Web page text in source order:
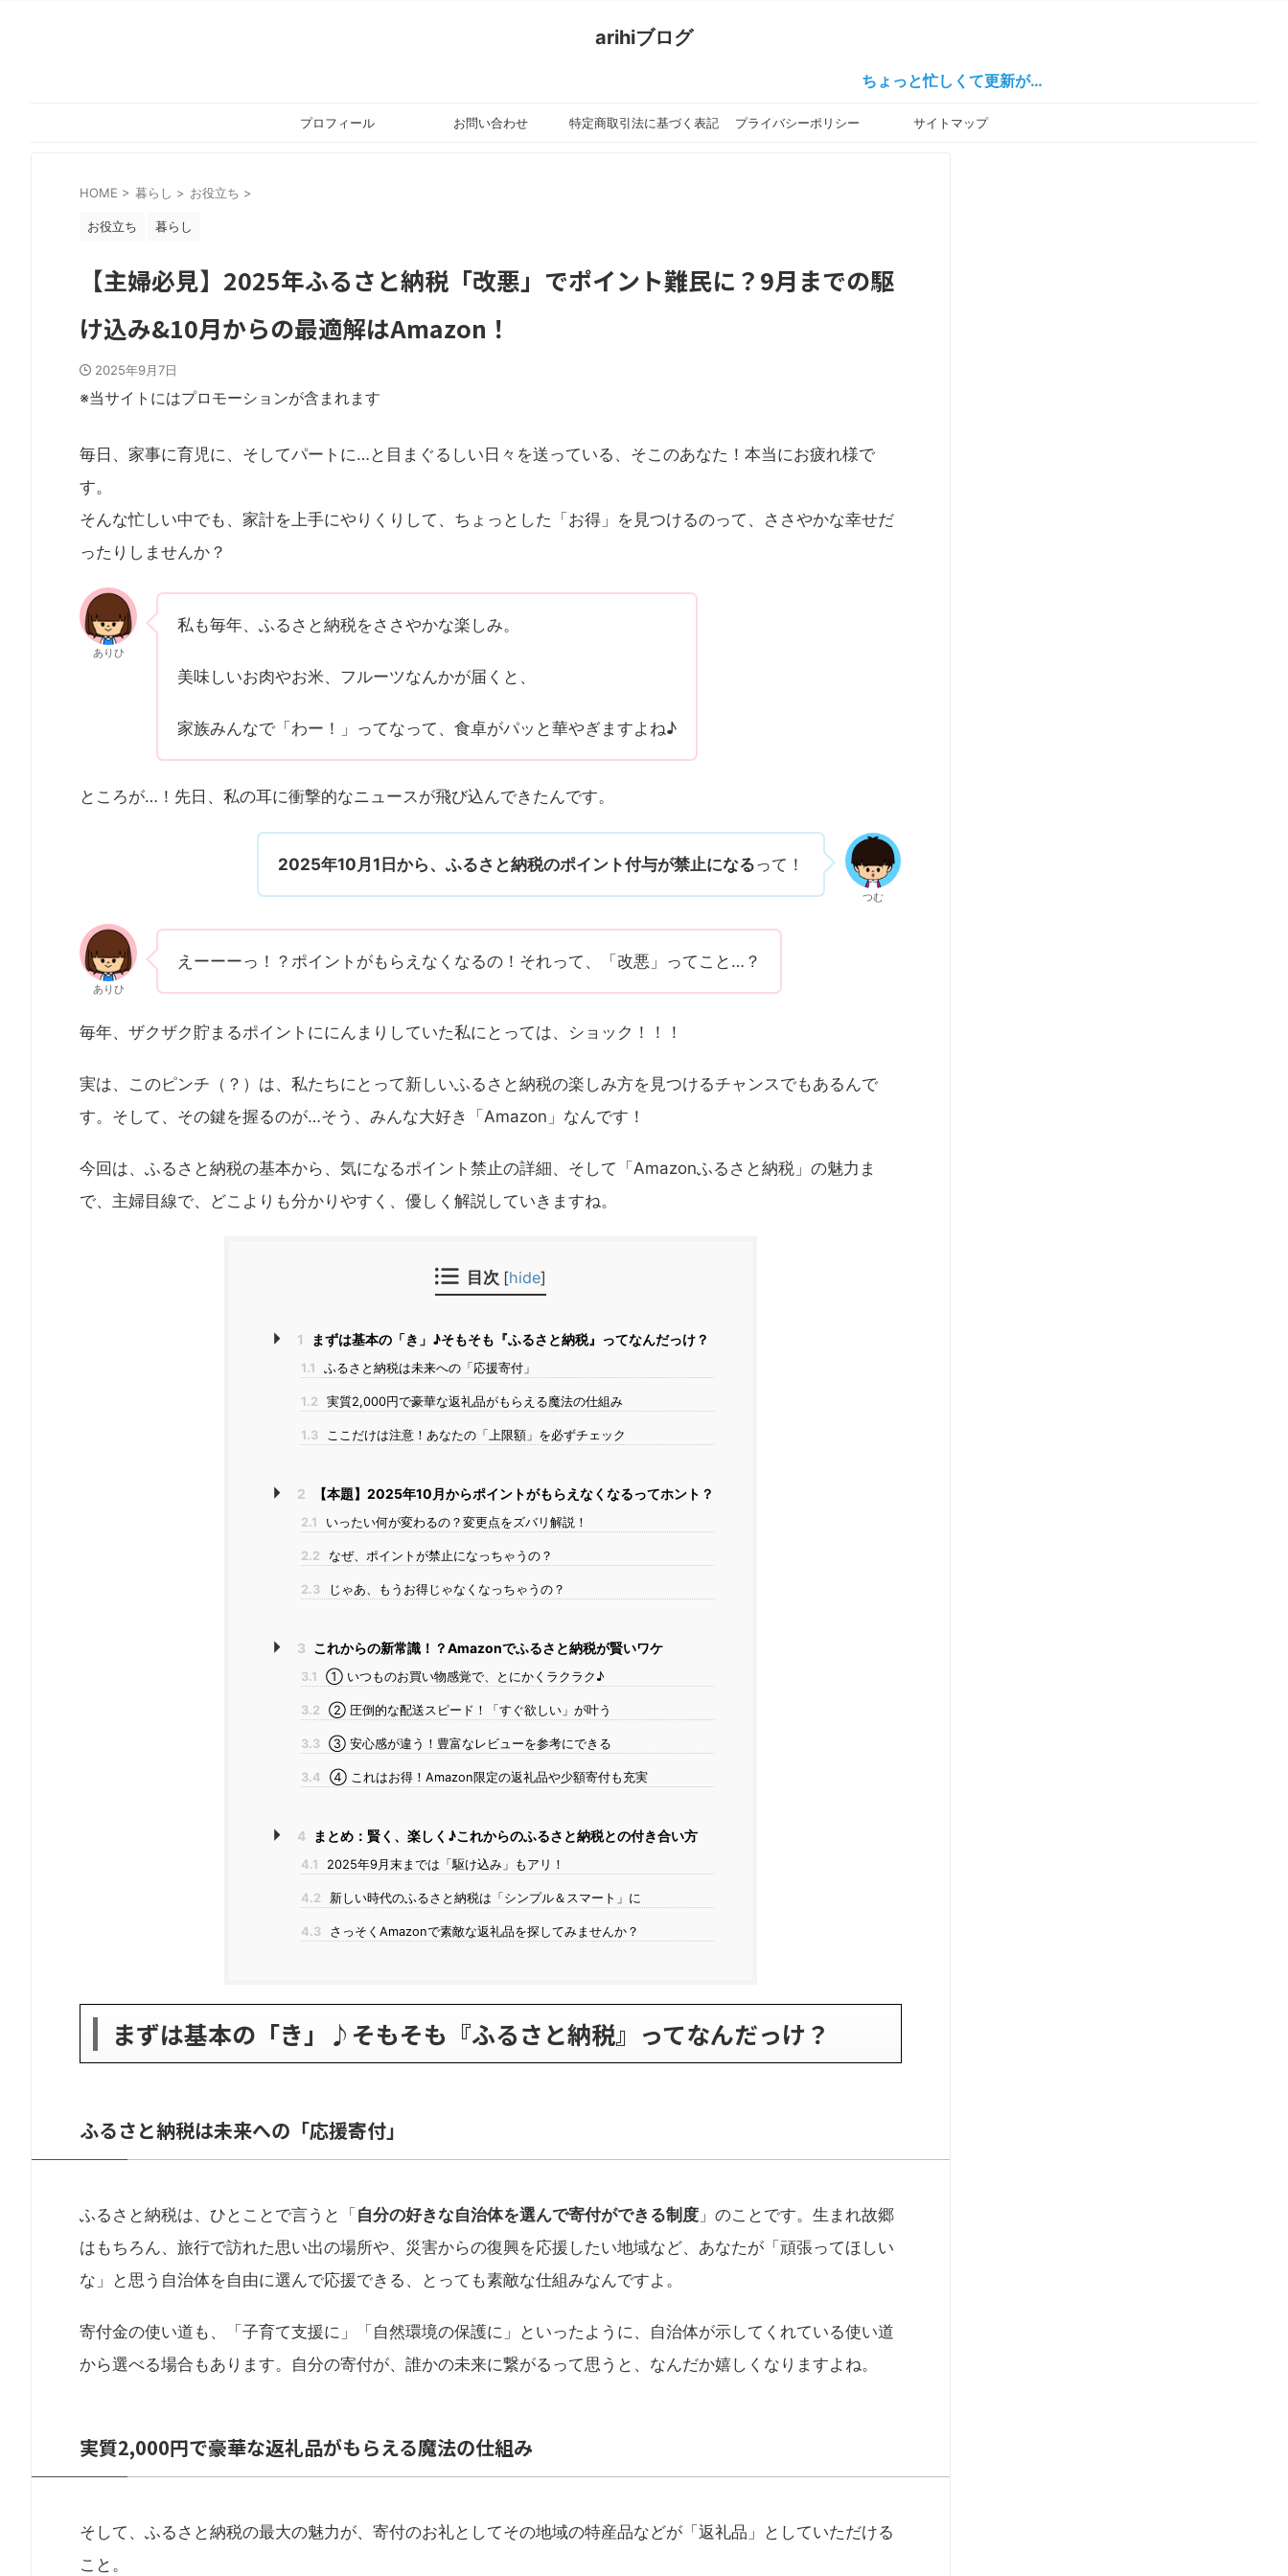
arihiブログ
ちょっと忙しくて更新が…
プロフィール お問い合わせ 特定商取引法に基づく表記 プライバシーポリシー サイトマップ
HOME > 暮らし > お役立ち >
お役立ち 暮らし
【主婦必見】2025年ふるさと納税「改悪」でポイント難民に？9月までの駆
け込み&10月からの最適解はAmazon！
2025年9月7日
※当サイトにはプロモーションが含まれます
毎日、家事に育児に、そしてパートに…と目まぐるしい日々を送っている、そこのあなた！本当にお疲れ様で
す。
そんな忙しい中でも、家計を上手にやりくりして、ちょっとした「お得」を見つけるのって、ささやかな幸せだ
ったりしませんか？
ありひ
私も毎年、ふるさと納税をささやかな楽しみ。
美味しいお肉やお米、フルーツなんかが届くと、
家族みんなで「わー！」ってなって、食卓がパッと華やぎますよね♪
ところが…！先日、私の耳に衝撃的なニュースが飛び込んできたんです。
2025年10月1日から、ふるさと納税のポイント付与が禁止になるって！
つむ
ありひ
えーーーっ！？ポイントがもらえなくなるの！それって、「改悪」ってこと…？
毎年、ザクザク貯まるポイントににんまりしていた私にとっては、ショック！！！
実は、このピンチ（？）は、私たちにとって新しいふるさと納税の楽しみ方を見つけるチャンスでもあるんで
す。そして、その鍵を握るのが…そう、みんな大好き「Amazon」なんです！
今回は、ふるさと納税の基本から、気になるポイント禁止の詳細、そして「Amazonふるさと納税」の魅力ま
で、主婦目線で、どこよりも分かりやすく、優しく解説していきますね。
目次 [hide]
1 まずは基本の「き」♪そもそも『ふるさと納税』ってなんだっけ？
1.1 ふるさと納税は未来への「応援寄付」
1.2 実質2,000円で豪華な返礼品がもらえる魔法の仕組み
1.3 ここだけは注意！あなたの「上限額」を必ずチェック
2 【本題】2025年10月からポイントがもらえなくなるってホント？
2.1 いったい何が変わるの？変更点をズバリ解説！
2.2 なぜ、ポイントが禁止になっちゃうの？
2.3 じゃあ、もうお得じゃなくなっちゃうの？
3 これからの新常識！？Amazonでふるさと納税が賢いワケ
3.1 ① いつものお買い物感覚で、とにかくラクラク♪
3.2 ② 圧倒的な配送スピード！「すぐ欲しい」が叶う
3.3 ③ 安心感が違う！豊富なレビューを参考にできる
3.4 ④ これはお得！Amazon限定の返礼品や少額寄付も充実
4 まとめ：賢く、楽しく♪これからのふるさと納税との付き合い方
4.1 2025年9月末までは「駆け込み」もアリ！
4.2 新しい時代のふるさと納税は「シンプル＆スマート」に
4.3 さっそくAmazonで素敵な返礼品を探してみませんか？
まずは基本の「き」♪そもそも『ふるさと納税』ってなんだっけ？
ふるさと納税は未来への「応援寄付」
ふるさと納税は、ひとことで言うと「 自分の好きな自治体を選んで寄付ができる制度 」のことです。生まれ故郷
はもちろん、旅行で訪れた思い出の場所や、災害からの復興を応援したい地域など、あなたが「頑張ってほしい
な」と思う自治体を自由に選んで応援できる、とっても素敵な仕組みなんですよ。
寄付金の使い道も、「子育て支援に」「自然環境の保護に」といったように、自治体が示してくれている使い道
から選べる場合もあります。自分の寄付が、誰かの未来に繋がるって思うと、なんだか嬉しくなりますよね。
実質2,000円で豪華な返礼品がもらえる魔法の仕組み
そして、ふるさと納税の最大の魅力が、寄付のお礼としてその地域の特産品などが「返礼品」としていただける
こと。